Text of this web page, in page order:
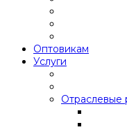
Оптовикам
Услуги
Отраслевые